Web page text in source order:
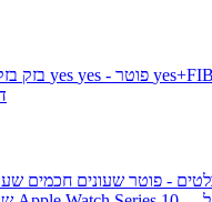
בזק yes
- פוטר שעונים חכמים